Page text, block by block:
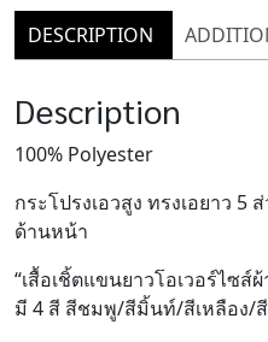
DESCRIPTION
Description
100% Polyester
กระโปรงเอวสูง ทรงเอยาว 5
ด้านหน้า
“เสื้อเชิ้ตแขนยาวโอเวอร์ไซส์
มี 4 สี สีชมพู/สีมิ้นท์/สีเหลือง/